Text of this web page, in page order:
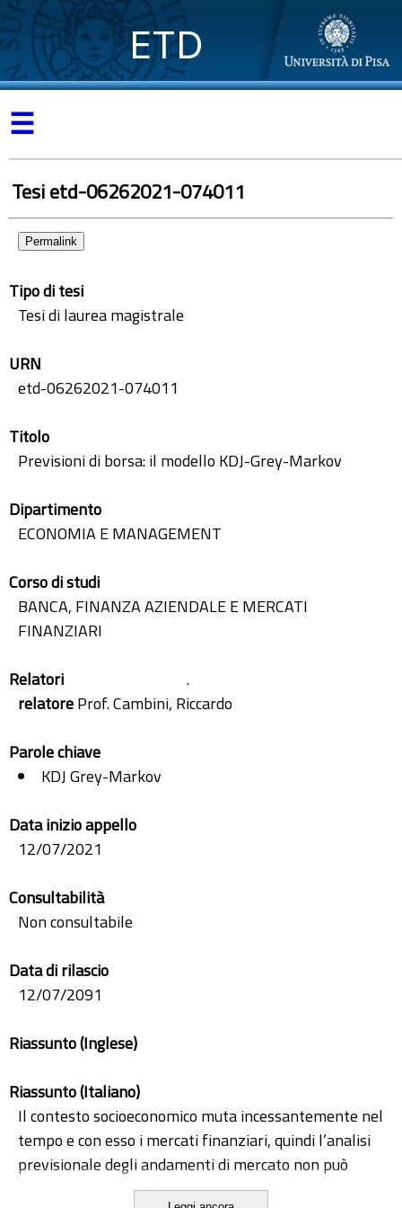
ETD
☰
Tesi etd-06262021-074011
Permalink
Tipo di tesi
Tesi di laurea magistrale
URN
etd-06262021-074011
Titolo
Previsioni di borsa: il modello KDJ-Grey-Markov
Dipartimento
ECONOMIA E MANAGEMENT
Corso di studi
BANCA, FINANZA AZIENDALE E MERCATI
FINANZIARI
Relatori
.
relatoreProf. Cambini, Riccardo
Parole chiave
KDJ Grey-Markov
Data inizio appello
12/07/2021
Consultabilità
Non consultabile
Data di rilascio
12/07/2091
Riassunto (Inglese)
Riassunto (Italiano)
Il contesto socioeconomico muta incessantemente nel
tempo e con esso i mercati finanziari, quindi l’analisi
previsionale degli andamenti di mercato non può
essere e non è una disciplina statica, ha fondamenta